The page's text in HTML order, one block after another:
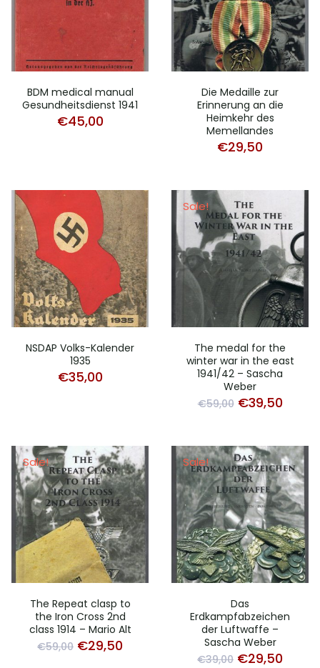
BDM medical manual
Gesundheitsdienst 1941
€45,00
Die Medaille zur
Erinnerung an die
Heimkehr des
Memellandes
€29,50
NSDAP Volks-Kalender
1935
€35,00
Sale!
The medal for the
winter war in the east
1941/42 – Sascha
Weber
€59,00 Original
€59,00.
€39,50
Sale!
The Repeat clasp to
the Iron Cross 2nd
class 1914 – Mario Alt
€59,00 Original
€29,50
Sale!
Das
Erdkampfabzeichen
der Luftwaffe –
Sascha Weber
€39,00 Original
€29,50